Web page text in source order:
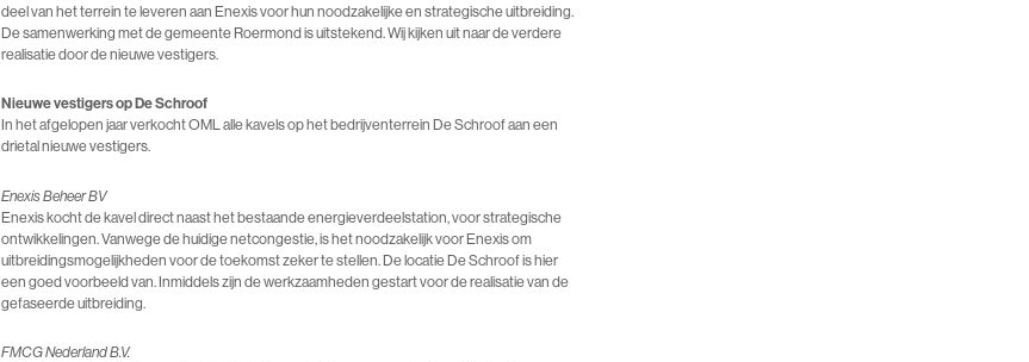
deel van het terrein te leveren aan Enexis voor hun noodzakelijke en strategische uitbreiding.
De samenwerking met de gemeente Roermond is uitstekend. Wij kijken uit naar de verdere
realisatie door de nieuwe vestigers.
Nieuwe vestigers op De Schroof
In het afgelopen jaar verkocht OML alle kavels op het bedrijventerrein De Schroof aan een
drietal nieuwe vestigers.
Enexis Beheer BV
Enexis kocht de kavel direct naast het bestaande energieverdeelstation, voor strategische
ontwikkelingen. Vanwege de huidige netcongestie, is het noodzakelijk voor Enexis om
uitbreidingsmogelijkheden voor de toekomst zeker te stellen. De locatie De Schroof is hier
een goed voorbeeld van. Inmiddels zijn de werkzaamheden gestart voor de realisatie van de
gefaseerde uitbreiding.
FMCG Nederland B.V.